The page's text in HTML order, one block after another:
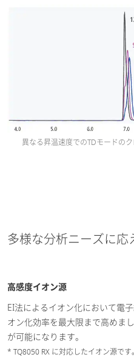
異なる昇温速度でのTDモードの
多様な分析ニーズに応
高感度イオン源
EI法によるイオン化において電
オン化効率を最大限まで高めま
が可能になります。
* TQ8050 RX に対応したイオン源です。